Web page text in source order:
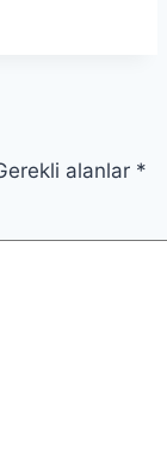
alanlar *